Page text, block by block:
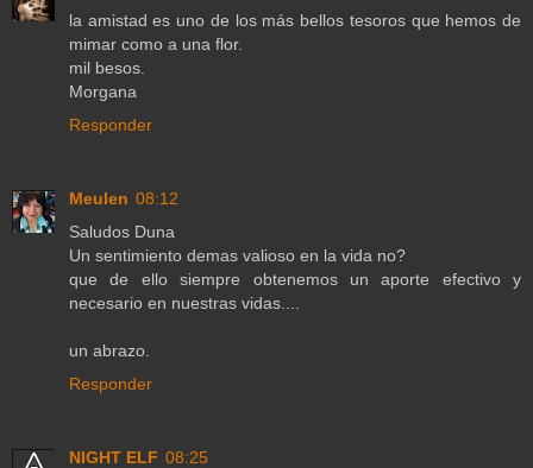
la amistad es uno de los más bellos tesoros que hemos de
mimar como a una flor.
mil besos.
Morgana
Responder
Meulen 08:12
Saludos Duna
Un sentimiento demas valioso en la vida no?
que de ello siempre obtenemos un aporte efectivo y
necesario en nuestras vidas....
un abrazo.
Responder
NIGHT ELF 08:25